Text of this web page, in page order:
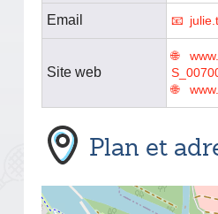
Email
Site web
Plan et